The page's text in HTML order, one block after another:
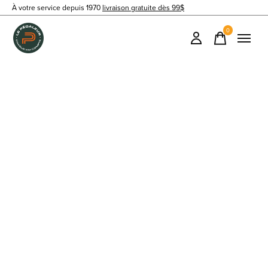
À votre service depuis 1970 livraison gratuite dès 99$
0items